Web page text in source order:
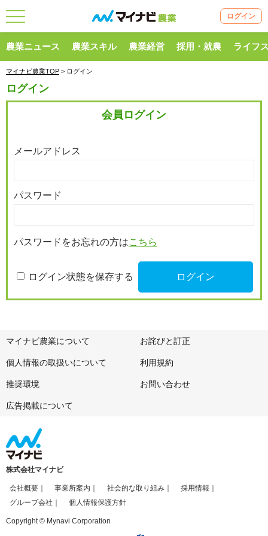
ログイン
農業ニュース 農業スキル 農業経営 採用・就農 ライフ
マイナビ農業TOP > ログイン
ログイン
会員ログイン
メールアドレス
パスワード
パスワードをお忘れの方はこちら
ログイン状態を保存する
マイナビ農業について お詫びと訂正
個人情報の取扱いについて 利用規約
推奨環境 お問い合わせ
広告掲載について
株式会社マイナビ
会社概要 事業所案内 社会的な取り組み
採用情報
グループ会社
個人情報保護方針
Copyright © Mynavi Corporation